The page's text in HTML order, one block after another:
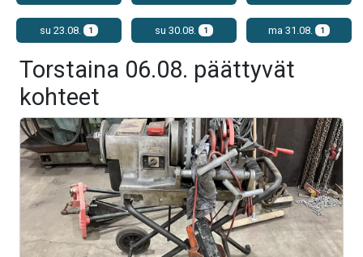
su 23.08. 1 su 30.08. 1 ma 31.08. 1
Torstaina 06.08. päättyvät
kohteet